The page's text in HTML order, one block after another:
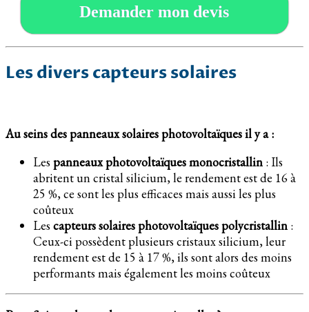
Demander mon devis
Les divers capteurs solaires
Au seins des panneaux solaires photovoltaïques il y a :
Les panneaux photovoltaïques monocristallin : Ils
abritent un cristal silicium, le rendement est de 16 à
25 %, ce sont les plus efficaces mais aussi les plus
coûteux
Les capteurs solaires photovoltaïques polycristallin :
Ceux-ci possèdent plusieurs cristaux silicium, leur
rendement est de 15 à 17 %, ils sont alors des moins
performants mais également les moins coûteux